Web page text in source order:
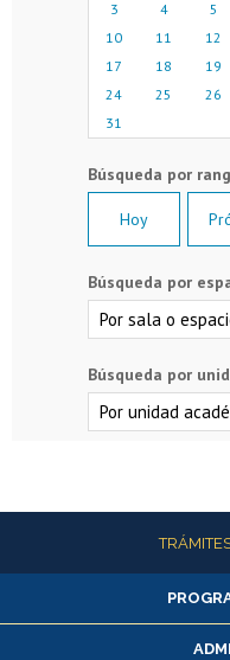
3
4 5
10
11 12
17
18 19
24
25 26
31
Hoy
Búsqueda por
Búsqueda por
Más información